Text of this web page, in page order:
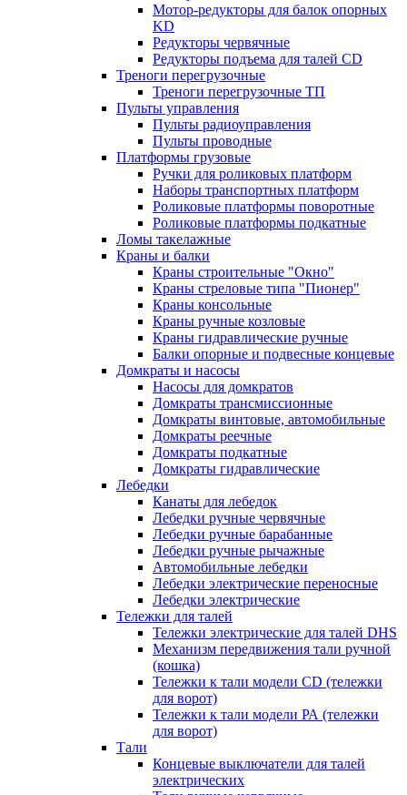
Мотор-редукторы для балок опорных
KD
Редукторы червячные
Редукторы подъема для талей CD
Треноги перегрузочные
Треноги перегрузочные ТП
Пульты управления
Пульты радиоуправления
Пульты проводные
Платформы грузовые
Ручки для роликовых платформ
Наборы транспортных платформ
Роликовые платформы поворотные
Роликовые платформы подкатные
Ломы такелажные
Краны и балки
Краны строительные "Окно"
Краны стреловые типа "Пионер"
Краны консольные
Краны ручные козловые
Краны гидравлические ручные
Балки опорные и подвесные концевые
Домкраты и насосы
Насосы для домкратов
Домкраты трансмиссионные
Домкраты винтовые, автомобильные
Домкраты реечные
Домкраты подкатные
Домкраты гидравлические
Лебедки
Канаты для лебедок
Лебедки ручные червячные
Лебедки ручные барабанные
Лебедки ручные рычажные
Автомобильные лебедки
Лебедки электрические переносные
Лебедки электрические
Тележки для талей
Тележки электрические для талей DHS
Механизм передвижения тали ручной
(кошка)
Тележки к тали модели CD (тележки
для ворот)
Тележки к тали модели РА (тележки
для ворот)
Тали
Концевые выключатели для талей
электрических